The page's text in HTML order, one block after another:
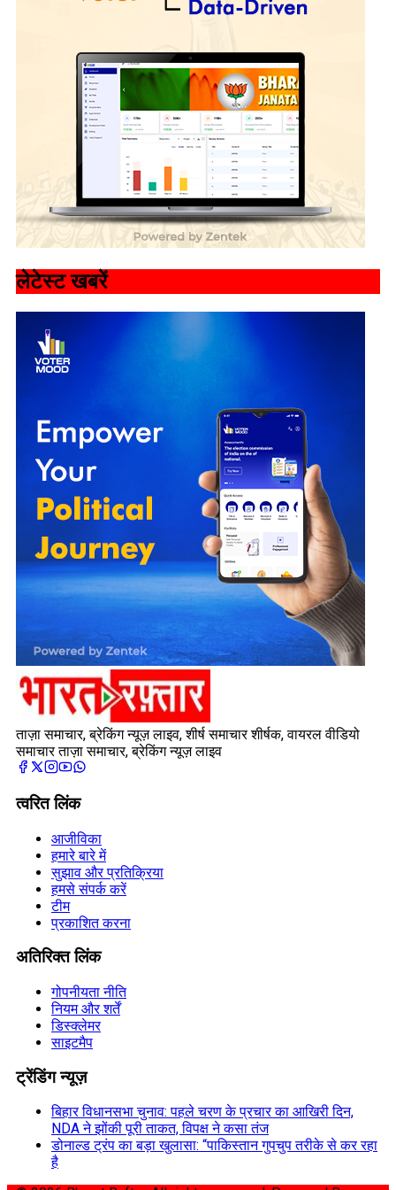
लेटेस्ट खबरें
ताज़ा समाचार, ब्रेकिंग न्यूज़ लाइव, शीर्ष समाचार शीर्षक, वायरल वीडियो
समाचार ताज़ा समाचार, ब्रेकिंग न्यूज़ लाइव
त्वरित लिंक
आजीविका
हमारे बारे में
सुझाव और प्रतिक्रिया
हमसे संपर्क करें
टीम
प्रकाशित करना
अतिरिक्त लिंक
गोपनीयता नीति
नियम और शर्तें
डिस्क्लेमर
साइटमैप
ट्रेंडिंग न्यूज़
बिहार विधानसभा चुनाव: पहले चरण के प्रचार का आखिरी दिन,
NDA ने झोंकी पूरी ताकत, विपक्ष ने कसा तंज
डोनाल्ड ट्रंप का बड़ा खुलासा: “पाकिस्तान गुपचुप तरीके से कर रहा
है